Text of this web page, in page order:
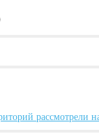
рассмотрели